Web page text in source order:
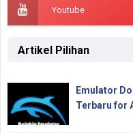
Youtube
Artikel Pilihan
Emulator
Terbaru for